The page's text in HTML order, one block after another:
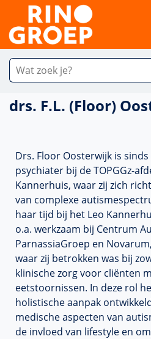
drs. F.L. (Floor)
Drs. Floor Oosterwijk is
psychiater bij de TOPGGz-
Kannerhuis, waar zij zich
van complexe
haar tijd bij het Leo
o.a. werkzaam bij Centrum
ParnassiaGroep en
waar zij betrokken was bij
klinische zorg voor cliënten
eetstoornissen. In deze rol
holistische aanpak
medische aspecten van
de invloed van lifestyle en